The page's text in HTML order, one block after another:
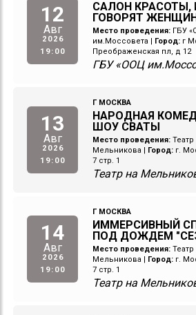
12
Авг
2026
19:00
САЛОН КРАСОТЫ,
ГОВОРЯТ
Место проведения: ГБУ
им.Моссовета
Город: г
Преображенская пл, д 12
ГБУ «ООЦ
13
Авг
2026
19:00
Г МОСКВА
НАРОДНАЯ
ШОУ СВАТЫ
Место проведения: Театр
Мельникова
Город: г.
7 стр. 1
Театр на
14
Авг
2026
19:00
Г МОСКВА
ИММЕРСИВНЫЙ
ПОД ДОЖДЕМ
Место проведения: Театр
Мельникова
Город: г.
7 стр. 1
Театр на